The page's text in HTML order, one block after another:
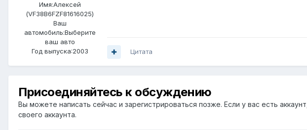
Имя:Алексей
(VF38B6FZF81616025)
Ваш
автомобиль:Выберите
ваш авто
Год выпуска:2003
Цитата
Присоединяйтесь к обсуждению
Вы можете написать сейчас и зарегистрироваться позже. Если у вас есть аккаунт,
своего аккаунта.